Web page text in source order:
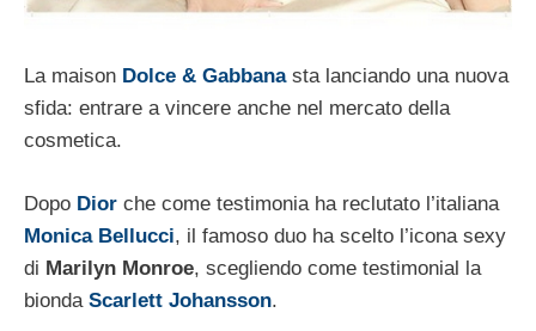
La maison Dolce & Gabbana sta lanciando una nuova
sfida: entrare a vincere anche nel mercato della
cosmetica.
Dopo Dior che come testimonia ha reclutato l’italiana
Monica Bellucci, il famoso duo ha scelto l’icona sexy
di Marilyn Monroe, scegliendo come testimonial la
bionda Scarlett Johansson.